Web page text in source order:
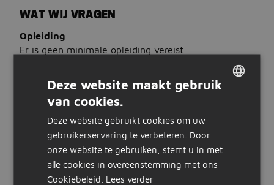
WAT WIJ VRAGEN
Opleiding
Er is geen minimale opleiding vereist
Liefst 1 jaar Telefonische verkoop ervaring
Bij voorkeur beheers je Nederlands
WAT WIJ BIEDEN
Salaris
€ 3.300 tot € 4.500 per maand
Snelle links
Deze website maakt gebruik
van cookies.
Deze website gebruikt cookies om uw
gebruikerservaring te verbeteren. Door
onze website te gebruiken, stemt u in met
alle cookies in overeenstemming met ons
Cookiebeleid. Lees verder